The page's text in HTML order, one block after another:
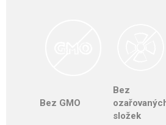
Bez GMO
Bez
složek